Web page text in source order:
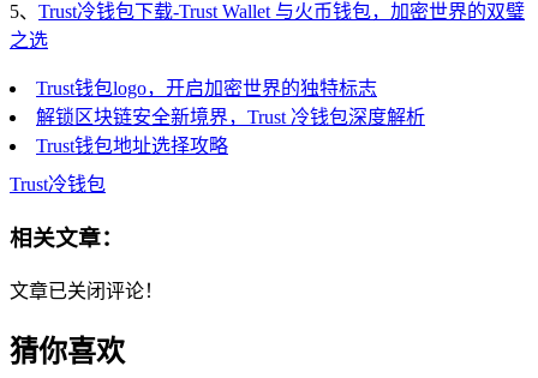
5、 Trust冷钱包下载-Trust Wallet 与火币钱包，加密世界的双璧
之选
Trust钱包logo，开启加密世界的独特标志
解锁区块链安全新境界，Trust 冷钱包深度解析
Trust钱包地址选择攻略
Trust冷钱包
相关文章：
文章已关闭评论！
猜你喜欢